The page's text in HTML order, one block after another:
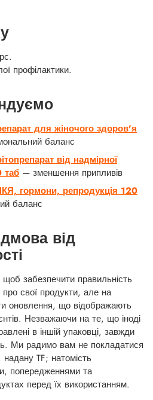
профілактики.
для жіночого здоров'я
баланс
від надмірної
таб — зменшення припливів
гормони, репродукція 120
баланс
від
забезпечити правильність
свої продукти, але на
оновлення, що відображають
Незважаючи на те, що іноді
в іншій упаковці, завжди
Ми радимо вам не покладатися
TF; натомість
попередженнями та
перед їх використанням.